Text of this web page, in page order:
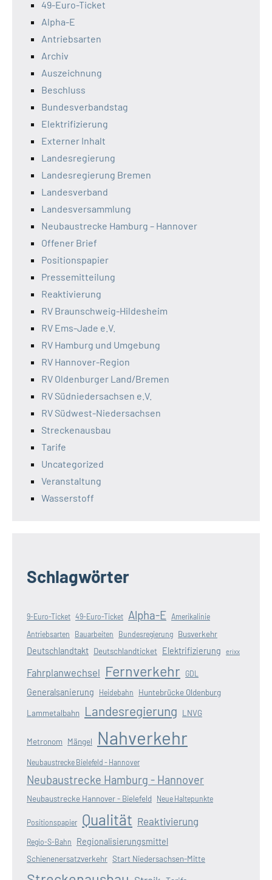
49-Euro-Ticket
Alpha-E
Antriebsarten
Archiv
Auszeichnung
Beschluss
Bundesverbandstag
Elektrifizierung
Externer Inhalt
Landesregierung
Landesregierung Bremen
Landesverband
Landesversammlung
Neubaustrecke Hamburg – Hannover
Offener Brief
Positionspapier
Pressemitteilung
Reaktivierung
RV Braunschweig-Hildesheim
RV Ems-Jade e.V.
RV Hamburg und Umgebung
RV Hannover-Region
RV Oldenburger Land/Bremen
RV Südniedersachsen e.V.
RV Südwest-Niedersachsen
Streckenausbau
Tarife
Uncategorized
Veranstaltung
Wasserstoff
Schlagwörter
9-Euro-Ticket 49-Euro-Ticket Alpha-E Amerikalinie
Antriebsarten Bauarbeiten Bundesregierung Busverkehr
Deutschlandtakt Deutschlandticket Elektrifizierung erixx
Fahrplanwechsel Fernverkehr GDL
Generalsanierung Heidebahn Huntebrücke Oldenburg
Lammetalbahn Landesregierung LNVG
Metronom Mängel Nahverkehr
Neubaustrecke Bielefeld - Hannover
Neubaustrecke Hamburg - Hannover
Neubaustrecke Hannover - Bielefeld Neue Haltepunkte
Positionspapier Qualität Reaktivierung
Regio-S-Bahn Regionalisierungsmittel
Schienenersatzverkehr Start Niedersachsen-Mitte